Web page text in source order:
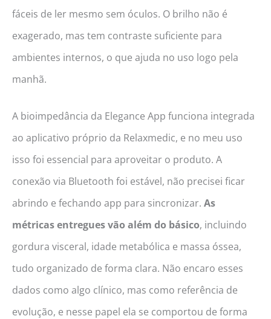
fáceis de ler mesmo sem óculos. O brilho não é
exagerado, mas tem contraste suficiente para
ambientes internos, o que ajuda no uso logo pela
manhã.
A bioimpedância da Elegance App funciona integrada
ao aplicativo próprio da Relaxmedic, e no meu uso
isso foi essencial para aproveitar o produto. A
conexão via Bluetooth foi estável, não precisei ficar
abrindo e fechando app para sincronizar. As
métricas entregues vão além do básico, incluindo
gordura visceral, idade metabólica e massa óssea,
tudo organizado de forma clara. Não encaro esses
dados como algo clínico, mas como referência de
evolução, e nesse papel ela se comportou de forma